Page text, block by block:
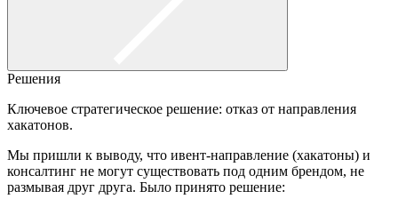
Решения
Ключевое стратегическое решение: отказ от направления
хакатонов.
Мы пришли к выводу, что ивент-направление (хакатоны) и
консалтинг не могут существовать под одним брендом, не
размывая друг друга. Было принято решение: